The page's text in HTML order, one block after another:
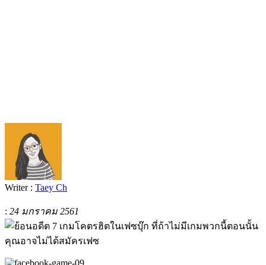
Writer : Taey Ch
: 24 มกราคม 2561